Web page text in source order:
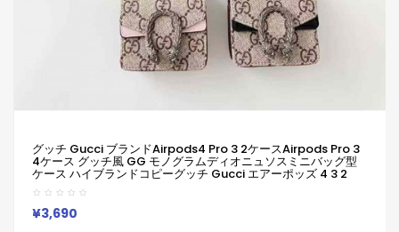
グッチ Gucci ブランドAirpods4 Pro 3 2ケースAirpods Pro 3
4ケース グッチ風 GG モノグラムディオニュソスミニバッグ型
ケース ハイブランドコピーグッチ Gucci エアーポッズ 4 3 2
Pro 3 2 ケースブランドレディースハイブランドグッチ Gucci エ
アーポッズpro 3 2ケースジャケット
¥3,690